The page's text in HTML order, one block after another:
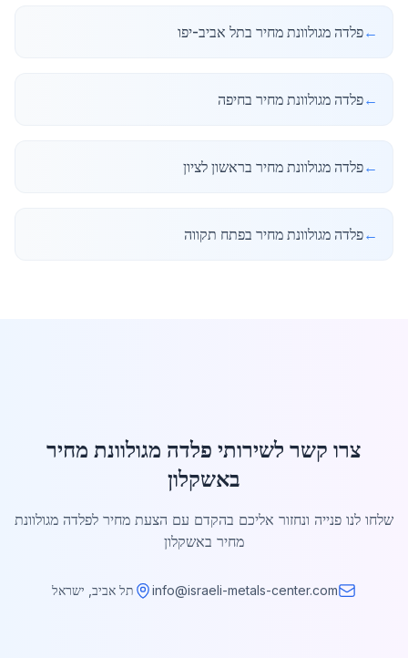
←פלדה מגולוונת מחיר בתל אביב-יפו
←פלדה מגולוונת מחיר בחיפה
←פלדה מגולוונת מחיר בראשון לציון
←פלדה מגולוונת מחיר בפתח תקווה
צרו קשר לשירותי פלדה מגולוונת מחיר
באשקלון
שלחו לנו פנייה ונחזור אליכם בהקדם עם הצעת מחיר לפלדה מגולוונת
מחיר באשקלון
info@israeli-metals-center.com תל אביב, ישראל